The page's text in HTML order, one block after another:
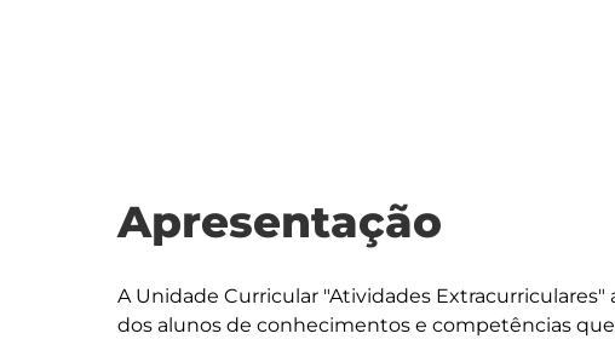
Apresentação
A Unidade Curricular "Atividades
dos alunos de conhecimentos e competências